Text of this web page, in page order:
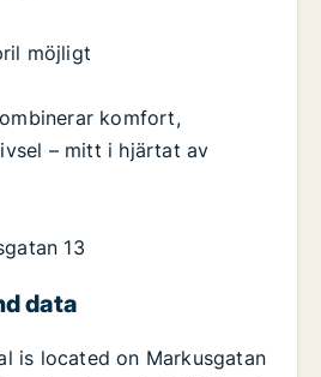
möjligt
komfort,
– mitt i hjärtat av
13
data
is located on Markusgatan